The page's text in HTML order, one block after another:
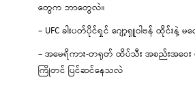
တွေက ဘာတွေလဲ။
– UFC ခါးပတ်ပိုင်ရှင် ဂျော့ရှူဝါဗန် ထိုင်းနဲ့
– အမေရိကား-တရုတ် ထိပ်သီး အစည်းအဝေ
ကြိုတင် ပြင်ဆင်နေသလဲ